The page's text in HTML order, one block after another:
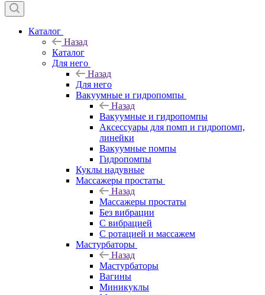
Каталог
Назад
Каталог
Для него
Назад
Для него
Вакуумные и гидропомпы
Назад
Вакуумные и гидропомпы
Аксессуары для помп и гидропомп,
линейки
Вакуумные помпы
Гидропомпы
Куклы надувные
Массажеры простаты
Назад
Массажеры простаты
Без вибрации
С вибрацией
С ротацией и массажем
Мастурбаторы
Назад
Мастурбаторы
Вагины
Миникуклы